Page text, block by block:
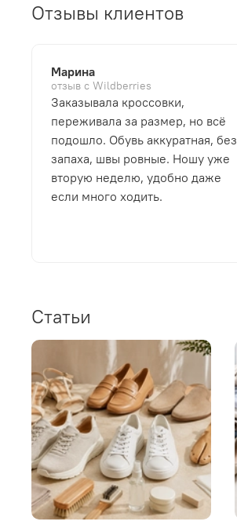
Отзывы клиентов
Марина
отзыв с Wildberries
Заказывала кроссовки,
переживала за размер, но всё
подошло. Обувь аккуратная, без
запаха, швы ровные. Ношу уже
вторую неделю, удобно даже
если много ходить.
Статьи